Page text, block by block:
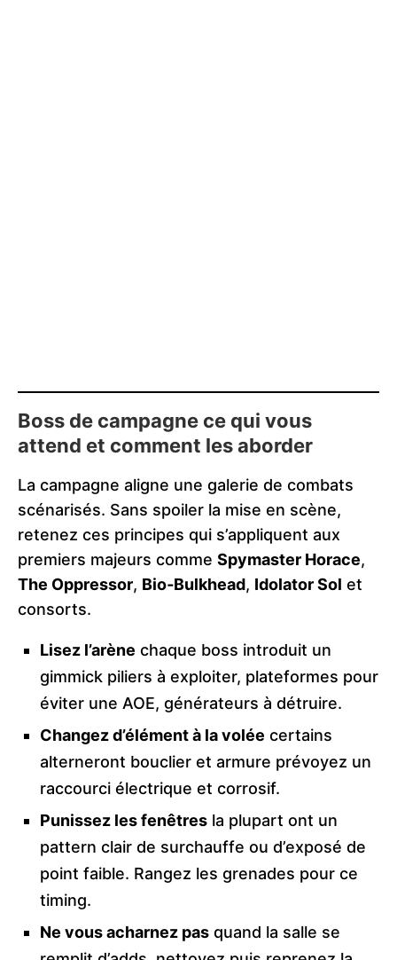
Boss de campagne ce qui vous
attend et comment les aborder
La campagne aligne une galerie de combats
scénarisés. Sans spoiler la mise en scène,
retenez ces principes qui s’appliquent aux
premiers majeurs comme Spymaster Horace,
The Oppressor, Bio‑Bulkhead, Idolator Sol et
consorts.
Lisez l’arène chaque boss introduit un
gimmick piliers à exploiter, plateformes pour
éviter une AOE, générateurs à détruire.
Changez d’élément à la volée certains
alterneront bouclier et armure prévoyez un
raccourci électrique et corrosif.
Punissez les fenêtres la plupart ont un
pattern clair de surchauffe ou d’exposé de
point faible. Rangez les grenades pour ce
timing.
Ne vous acharnez pas quand la salle se